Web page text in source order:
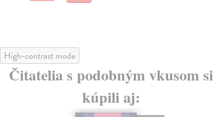
High-contrast mode
Čitatelia s podobným vkusom si
kúpili aj: